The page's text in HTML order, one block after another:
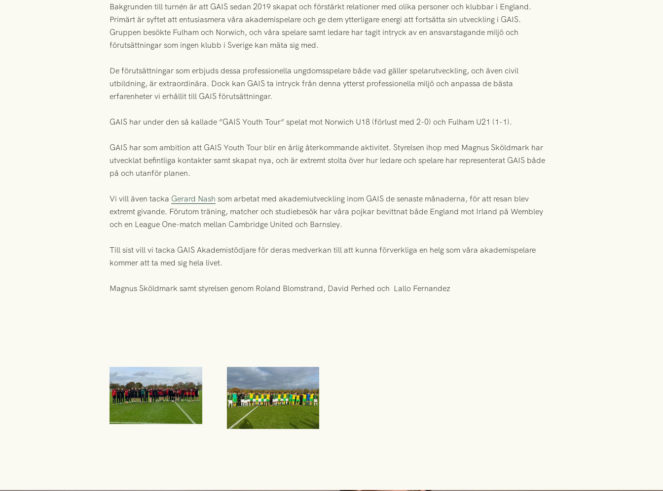
Bakgrunden till turnén är att GAIS sedan 2019 skapat och förstärkt relationer med olika personer och klubbar i England.
Primärt är syftet att entusiasmera våra akademispelare och ge dem ytterligare energi att fortsätta sin utveckling i GAIS.
Gruppen besökte Fulham och Norwich, och våra spelare samt ledare har tagit intryck av en ansvarstagande miljö och
förutsättningar som ingen klubb i Sverige kan mäta sig med.
De förutsättningar som erbjuds dessa professionella ungdomsspelare både vad gäller spelarutveckling, och även civil
utbildning, är extraordinära. Dock kan GAIS ta intryck från denna ytterst professionella miljö och anpassa de bästa
erfarenheter vi erhållit till GAIS förutsättningar.
GAIS har under den så kallade ”GAIS Youth Tour” spelat mot Norwich U18 (förlust med 2-0) och Fulham U21 (1-1).
GAIS har som ambition att GAIS Youth Tour blir en årlig återkommande aktivitet. Styrelsen ihop med Magnus Sköldmark har
utvecklat befintliga kontakter samt skapat nya, och är extremt stolta över hur ledare och spelare har representerat GAIS både
på och utanför planen.
Vi vill även tacka Gerard Nash som arbetat med akademiutveckling inom GAIS de senaste månaderna, för att resan blev
extremt givande. Förutom träning, matcher och studiebesök har våra pojkar bevittnat både England mot Irland på Wembley
och en League One-match mellan Cambridge United och Barnsley.
Till sist vill vi tacka GAIS Akademistödjare för deras medverkan till att kunna förverkliga en helg som våra akademispelare
kommer att ta med sig hela livet.
Magnus Sköldmark samt styrelsen genom Roland Blomstrand, David Perhed och Lallo Fernandez